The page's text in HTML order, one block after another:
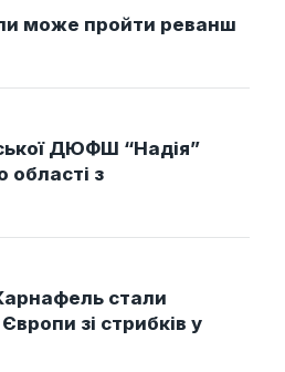
може пройти реванш
ДЮФШ “Надія”
області з
стали
зі стрибків у